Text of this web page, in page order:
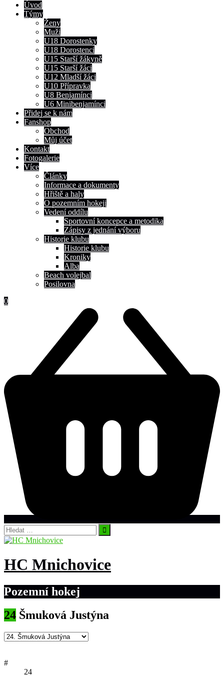
Úvod
Týmy
Ženy
Muži
U18 Dorostenky
U18 Dorostenci
U15 Starší žákyně
U15 Starší žáci
U12 Mladší žáci
U10 Přípravka
U8 Benjamínci
U6 Minibenjamínci
Přidej se k nám
Fanshop
Obchod
Můj účet
Kontakt
Fotogalerie
Více
Články
Informace a dokumenty
Hřiště a haly
O pozemním hokeji
Vedení oddílu
Sportovní koncepce a metodika
Zápisy z jednání výboru
Historie klubu
Historie klubu
Kroniky
Alba
Beach volejbal
Posilovna
0
Vyhledávání
HC Mnichovice
Pozemní hokej
24 Šmuková Justýna
#
24